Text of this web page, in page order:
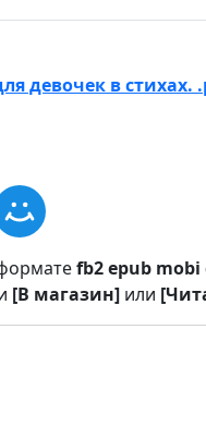
девочек в стихах.
fb2epub mobi
[В магазин] или